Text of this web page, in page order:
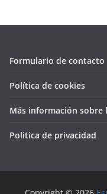
Formulario de contacto
Política de cookies
Más información sobre
Politica de privacidad